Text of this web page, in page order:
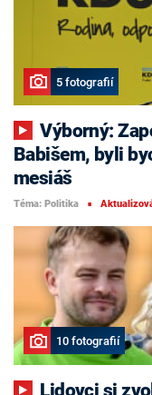
5 fotografií
Výborný: Zapomeňme na koketování s
Babišem, byli
mesiáš
Téma: Politika ■
10 fotografií